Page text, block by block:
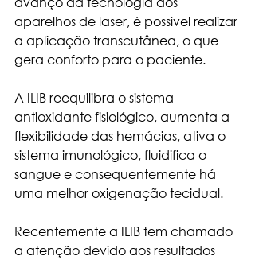
aparelhos de laser, é possível realizar
a aplicação transcutânea, o que
gera conforto para o paciente.
A ILIB reequilibra o sistema
antioxidante fisiológico, aumenta a
flexibilidade das hemácias, ativa o
sistema imunológico, fluidifica o
sangue e consequentemente há
uma melhor oxigenação tecidual.
Recentemente a ILIB tem chamado
a atenção devido aos resultados